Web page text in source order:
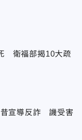
衛福部揭10大疏
昔宣導反詐 譏受害